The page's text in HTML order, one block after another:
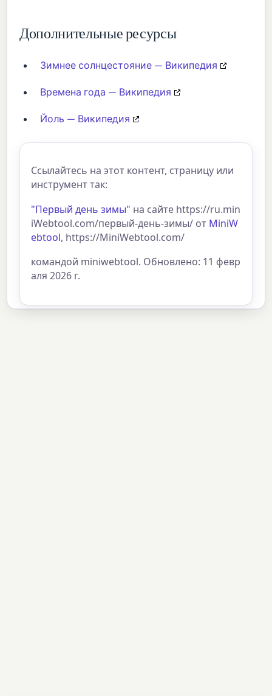
Дополнительные ресурсы
Зимнее солнцестояние — Википедия
Времена года — Википедия
Йоль — Википедия
Ссылайтесь на этот контент, страницу или
инструмент так:
"Первый день зимы" на сайте https://ru.min
iWebtool.com/первый-день-зимы/ от MiniW
ebtool, https://MiniWebtool.com/
командой miniwebtool. Обновлено: 11 февр
аля 2026 г.